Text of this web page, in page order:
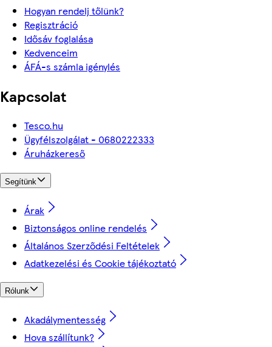
Hogyan rendelj tőlünk?
Regisztráció
Idősáv foglalása
Kedvenceim
ÁFÁ-s számla igénylés
Kapcsolat
Tesco.hu
Ügyfélszolgálat - 0680222333
Áruházkereső
Segítünk
Árak
Biztonságos online rendelés
Általános Szerződési Feltételek
Adatkezelési és Cookie tájékoztató
Rólunk
Akadálymentesség
Hova szállítunk?